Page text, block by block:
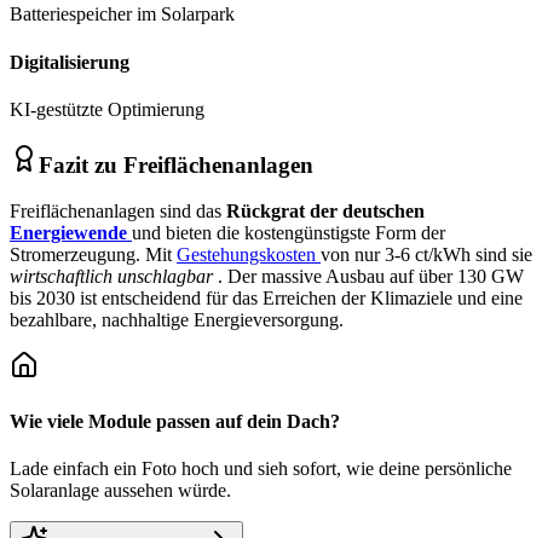
Batteriespeicher im Solarpark
Digitalisierung
KI-gestützte Optimierung
Fazit zu Freiflächenanlagen
Freiflächenanlagen sind das Rückgrat der deutschen
Energiewende und bieten die kostengünstigste Form der
Stromerzeugung. Mit Gestehungskosten von nur 3-6 ct/kWh sind sie
wirtschaftlich unschlagbar . Der massive Ausbau auf über 130 GW
bis 2030 ist entscheidend für das Erreichen der Klimaziele und eine
bezahlbare, nachhaltige Energieversorgung.
Wie viele Module passen auf dein Dach?
Lade einfach ein Foto hoch und sieh sofort, wie deine persönliche
Solaranlage aussehen würde.